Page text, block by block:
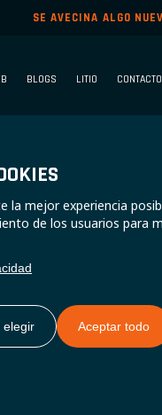
SE AVECINA ALGO
BLOGS LITIO CONTACTO
la mejor experiencia
de los usuarios para
elegir Aceptar todo
Las